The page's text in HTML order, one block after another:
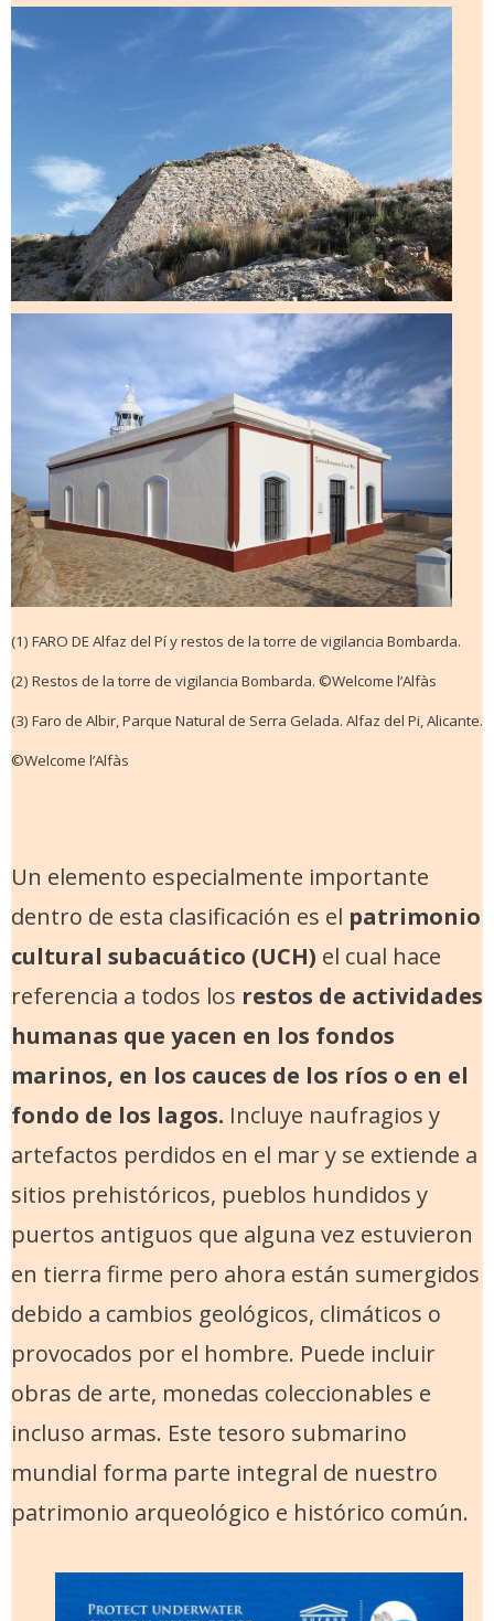
(1) FARO DE Alfaz del Pí y restos de la torre de vigilancia Bombarda.
(2) Restos de la torre de vigilancia Bombarda. ©Welcome l’Alfàs
(3) Faro de Albir, Parque Natural de Serra Gelada. Alfaz del Pi, Alicante.
©Welcome l’Alfàs
Un elemento especialmente importante
dentro de esta clasificación es el patrimonio
cultural subacuático (UCH) el cual hace
referencia a todos los restos de actividades
humanas que yacen en los fondos
marinos, en los cauces de los ríos o en el
fondo de los lagos. Incluye naufragios y
artefactos perdidos en el mar y se extiende a
sitios prehistóricos, pueblos hundidos y
puertos antiguos que alguna vez estuvieron
en tierra firme pero ahora están sumergidos
debido a cambios geológicos, climáticos o
provocados por el hombre. Puede incluir
obras de arte, monedas coleccionables e
incluso armas. Este tesoro submarino
mundial forma parte integral de nuestro
patrimonio arqueológico e histórico común.